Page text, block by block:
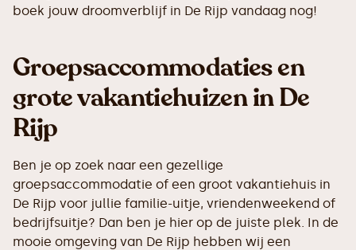
boek jouw droomverblijf in De Rijp vandaag nog!
Groepsaccommodaties en
grote vakantiehuizen in De
Rijp
Ben je op zoek naar een gezellige
groepsaccommodatie of een groot vakantiehuis in
De Rijp voor jullie familie-uitje, vriendenweekend of
bedrijfsuitje? Dan ben je hier op de juiste plek. In de
mooie omgeving van De Rijp hebben wij een